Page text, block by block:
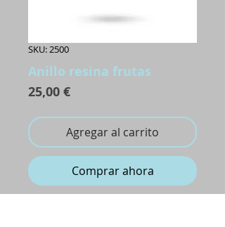
SKU: 2500
Anillo resina frutas
25,00 €Precio
Agregar al carrito
Comprar ahora